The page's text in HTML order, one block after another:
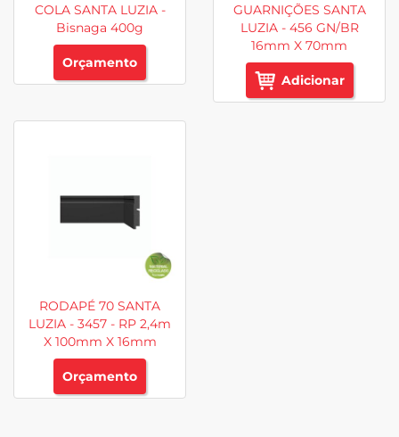
COLA SANTA LUZIA -
Bisnaga 400g
Orçamento
GUARNIÇÕES SANTA
LUZIA - 456 GN/BR
16mm X 70mm
Adicionar
RODAPÉ 70 SANTA
LUZIA - 3457 - RP 2,4m
X 100mm X 16mm
Orçamento